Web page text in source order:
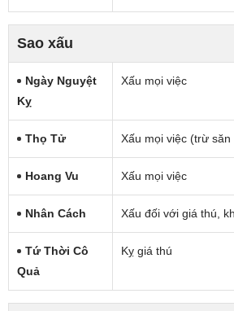
Sao xấu
Ngày Nguyệt
Kỵ
Xấu mọi việc
Thọ Tử Xấu mọi việc (trừ săn
Hoang Vu Xấu mọi việc
Nhân Cách Xấu đối với giá thú,
Tứ Thời Cô
Quả
Kỵ giá thú